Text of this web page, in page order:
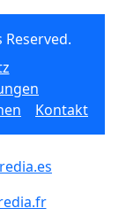
Kontakt